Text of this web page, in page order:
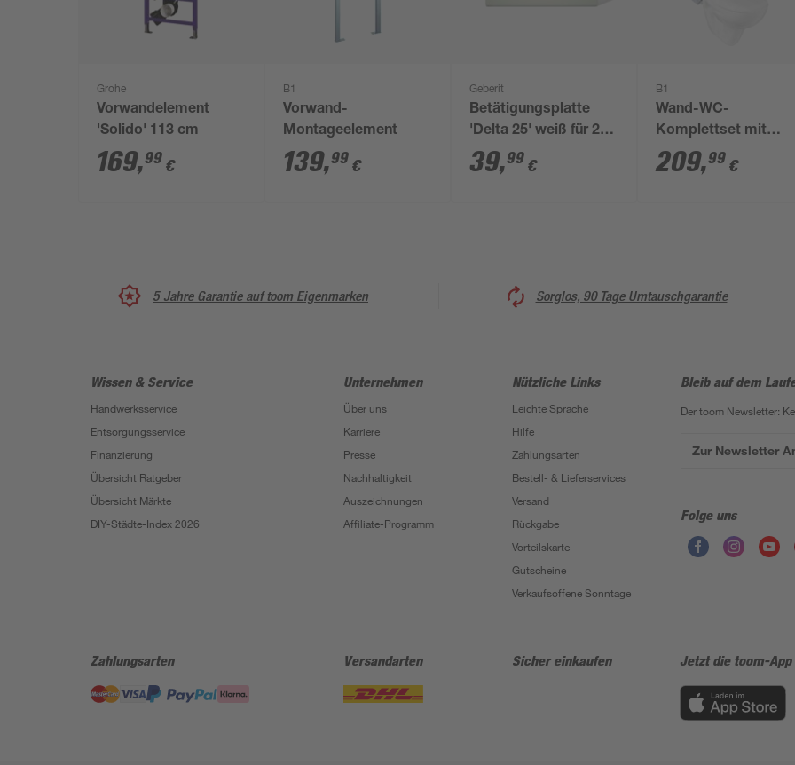
Grohe
Vorwandelement
'Solido' 113 cm
169,99 €
B1
Vorwand-
Montageelement
139,99 €
Geberit
Betätigungsplatte
'Delta 25' weiß für 2-
Mengen-Spülung
39,99 €
B1
Wand-WC-
Komplettset mit
Spülkasten weiss 5-
tlg.
209,99 €
5 Jahre Garantie auf toom Eigenmarken Sorglos, 90 Tage Umtauschgarantie
Wissen & Service
Handwerksservice
Entsorgungsservice
Finanzierung
Übersicht Ratgeber
Übersicht Märkte
DIY-Städte-Index 2026
Unternehmen
Über uns
Karriere
Presse
Nachhaltigkeit
Auszeichnungen
Affiliate-Programm
Nützliche Links
Leichte Sprache
Hilfe
Zahlungsarten
Bestell- & Lieferservices
Versand
Rückgabe
Vorteilskarte
Gutscheine
Verkaufsoffene Sonntage
Bleib auf dem
Der toom Newsletter:
Zur Newsletter
Folge uns
Zahlungsarten Versandarten Sicher einkaufen Jetzt die toom-